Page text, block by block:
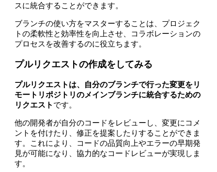
スに統合することができます。
ブランチの使い方をマスターすることは、プロジェク
トの柔軟性と効率性を向上させ、コラボレーションの
プロセスを改善するのに役立ちます。
プルリクエストの作成をしてみる
プルリクエストは、自分のブランチで行った変更をリ
モートリポジトリのメインブランチに統合するための
リクエスト です。
他の開発者が自分のコードをレビューし、変更にコメ
ントを付けたり、修正を提案したりすることができま
す。これにより、コードの品質向上やエラーの早期発
見が可能になり、協力的なコードレビューが実現しま
す。